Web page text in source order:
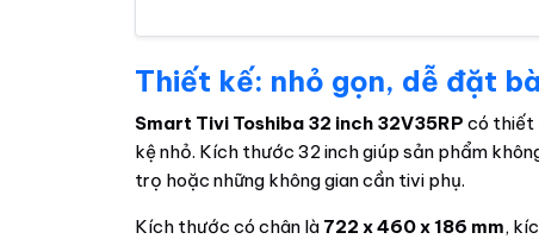
Thiết kế: nhỏ gọn, dễ đặt
Smart Tivi Toshiba 32 inch 32V35RP có thiết
kệ nhỏ. Kích thước 32 inch giúp sản phẩm
trọ hoặc những không gian cần tivi phụ.
Kích thước có chân là 722 x 460 x 186 mm,